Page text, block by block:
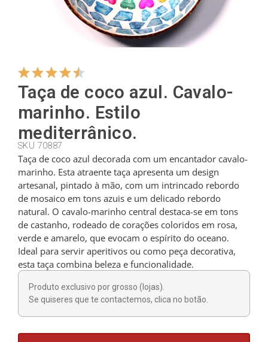
Cinzeiros
Cabides
Cortadores
Conchas
Dedais
Figuras
Ímanes
Taça de coco azul. Cavalo-
marinho. Estilo
mediterrânico.
SKU 70887
Taça de coco azul decorada com um encantador cavalo-
marinho. Esta atraente taça apresenta um design
artesanal, pintado à mão, com um intrincado rebordo
de mosaico em tons azuis e um delicado rebordo
natural. O cavalo-marinho central destaca-se em tons
de castanho, rodeado de corações coloridos em rosa,
verde e amarelo, que evocam o espírito do oceano.
Ideal para servir aperitivos ou como peça decorativa,
esta taça combina beleza e funcionalidade.
Produto exclusivo por grosso (lojas).
Se quiseres que te contactemos, clica no botão.